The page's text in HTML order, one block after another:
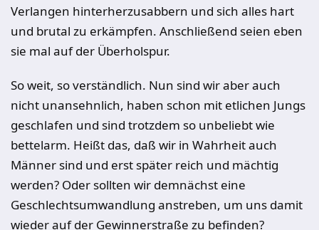
Verlangen hinterherzusabbern und sich alles hart
und brutal zu erkämpfen. Anschließend seien eben
sie mal auf der Überholspur.
So weit, so verständlich. Nun sind wir aber auch
nicht unansehnlich, haben schon mit etlichen Jungs
geschlafen und sind trotzdem so unbeliebt wie
bettelarm. Heißt das, daß wir in Wahrheit auch
Männer sind und erst später reich und mächtig
werden? Oder sollten wir demnächst eine
Geschlechtsumwandlung anstreben, um uns damit
wieder auf der Gewinnerstraße zu befinden?